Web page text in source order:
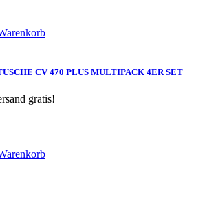
CV 470 PLUS MULTIPACK 4ER SET
gratis!